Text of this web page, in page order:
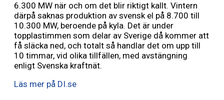
6.300 MW när och om det blir riktigt kallt. Vintern
därpå saknas produktion av svensk el på 8.700 till
10.300 MW, beroende på kyla. Det är under
topplastimmen som delar av Sverige då kommer att
få släcka ned, och totalt så handlar det om upp till
10 timmar, vid olika tillfällen, med avstängning
enligt Svenska kraftnät.
Läs mer på DI.se